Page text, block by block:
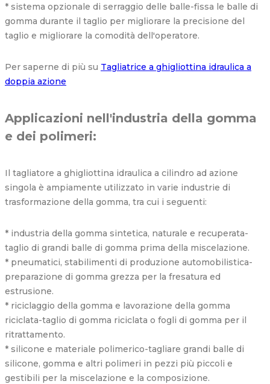
* sistema opzionale di serraggio delle balle-fissa le balle di
gomma durante il taglio per migliorare la precisione del
taglio e migliorare la comodità dell'operatore.
Per saperne di più su Tagliatrice a ghigliottina idraulica a
doppia azione
Applicazioni nell'industria della gomma
e dei polimeri:
Il tagliatore a ghigliottina idraulica a cilindro ad azione
singola è ampiamente utilizzato in varie industrie di
trasformazione della gomma, tra cui i seguenti:
* industria della gomma sintetica, naturale e recuperata-
taglio di grandi balle di gomma prima della miscelazione.
* pneumatici, stabilimenti di produzione automobilistica-
preparazione di gomma grezza per la fresatura ed
estrusione.
* riciclaggio della gomma e lavorazione della gomma
riciclata-taglio di gomma riciclata o fogli di gomma per il
ritrattamento.
* silicone e materiale polimerico-tagliare grandi balle di
silicone, gomma e altri polimeri in pezzi più piccoli e
gestibili per la miscelazione e la composizione.